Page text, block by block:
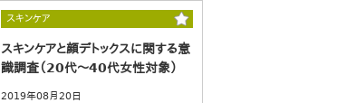
スキンケア
スキンケアと顔デトックスに関する意
識調査（20代～40代女性対象）
2019年08月20日